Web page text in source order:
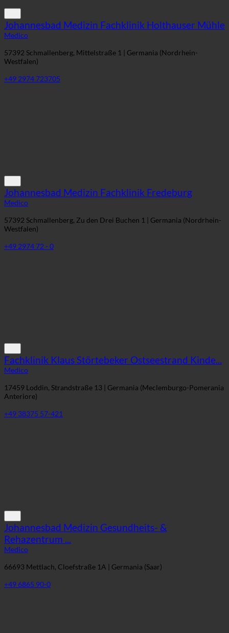
Johannesbad Medizin Fachklinik Holthauser Mühle
Medico
57392 Schmallenberg, Mittelstraße 1 | Germania (Nordrhein-
Westfalen)
+49 2974 723705
Johannesbad Medizin Fachklinik Fredeburg
Medico
57392 Schmallenberg, Zu den Drei Buchen 1 | Germania (Nordrhein-
Westfalen)
+49 2974 72 - 0
Fachklinik Klaus Störtebeker Ostseestrand Kinde...
Medico
17459 Loddin, Strandstraße 13 | Germania (Meclemburgo-Pomerania
Anteriore)
+49 38375 57-421
Johannesbad Medizin Gesundheits- &
Rehazentrum ...
Medico
66693 Mettlach, Cloefstraße 1A | Germania (Saar)
+49 6865 90-0